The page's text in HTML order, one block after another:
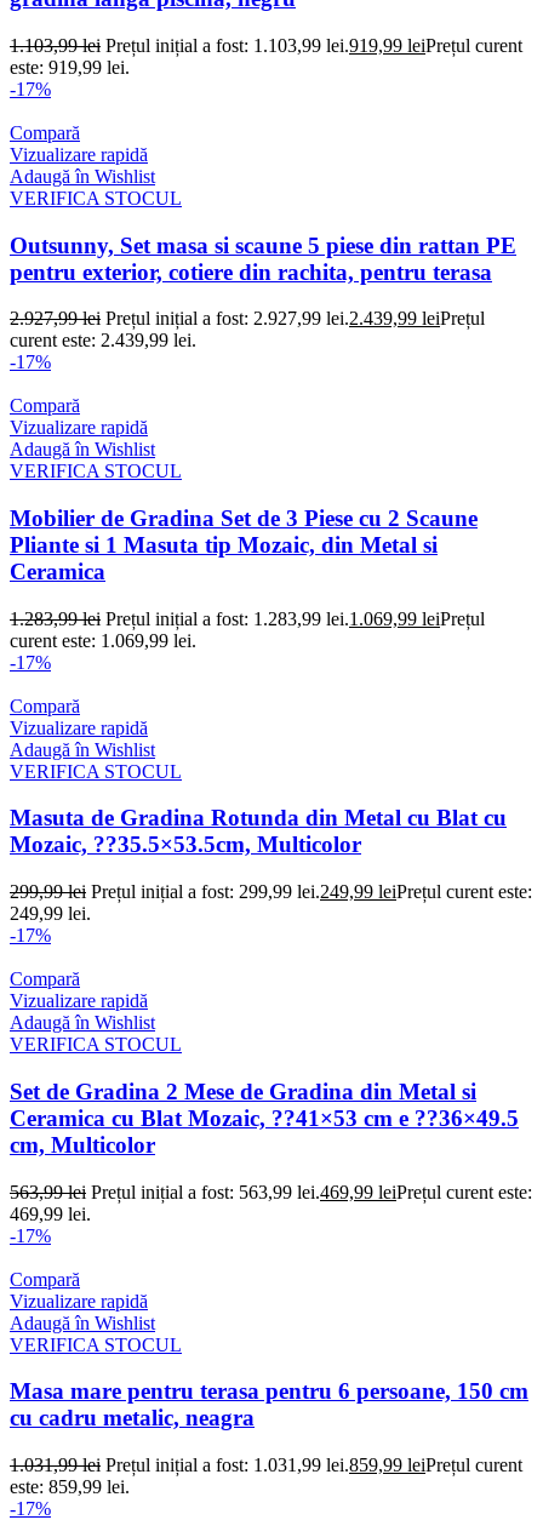
1.103,99lei Prețul inițial a fost: 1.103,99 lei.919,99 leiPrețul curent
este: 919,99 lei.
-17%
Compară
Vizualizare rapidă
Adaugă în Wishlist
VERIFICA STOCUL
Outsunny, Set masa si scaune 5 piese din rattan PE
pentru exterior, cotiere din rachita, pentru terasa
2.927,99lei Prețul inițial a fost: 2.927,99 lei.2.439,99 leiPrețul
curent este: 2.439,99 lei.
-17%
Compară
Vizualizare rapidă
Adaugă în Wishlist
VERIFICA STOCUL
Mobilier de Gradina Set de 3 Piese cu 2 Scaune
Pliante si 1 Masuta tip Mozaic, din Metal si
Ceramica
1.283,99lei Prețul inițial a fost: 1.283,99 lei.1.069,99 leiPrețul
curent este: 1.069,99 lei.
-17%
Compară
Vizualizare rapidă
Adaugă în Wishlist
VERIFICA STOCUL
Masuta de Gradina Rotunda din Metal cu Blat cu
Mozaic, ??35.5×53.5cm, Multicolor
299,99lei Prețul inițial a fost: 299,99 lei.249,99 leiPrețul curent este:
249,99 lei.
-17%
Compară
Vizualizare rapidă
Adaugă în Wishlist
VERIFICA STOCUL
Set de Gradina 2 Mese de Gradina din Metal si
Ceramica cu Blat Mozaic, ??41×53 cm e ??36×49.5
cm, Multicolor
563,99lei Prețul inițial a fost: 563,99 lei.469,99 leiPrețul curent este:
469,99 lei.
-17%
Compară
Vizualizare rapidă
Adaugă în Wishlist
VERIFICA STOCUL
Masa mare pentru terasa pentru 6 persoane, 150 cm
cu cadru metalic, neagra
1.031,99lei Prețul inițial a fost: 1.031,99 lei.859,99 leiPrețul curent
este: 859,99 lei.
-17%